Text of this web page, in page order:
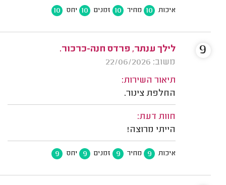
איכות 10 מחיר 10 זמנים 10 יחס 10
לילך ענתר, פרדס חנה-כרכור.
משוב: 22/06/2026
תיאור השירות:
החלפת צינור.
חוות דעת:
הייתי מרוצה!
איכות 9 מחיר 9 זמנים 9 יחס 9
9